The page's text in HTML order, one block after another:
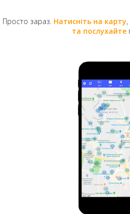
Археологічні розкопки на
Вочевидь, древня ротонда
іншими будівлями Старого
монгольської навали у 1240
пустки тут висадили сад, що у
назву Трьохсвятительский. Ці
росли на теренах садиби, яка
декабриста князя
плином часу все більш
забудовувалася. Нарешті
Просто зараз. Натисніть на карту
та послухайте